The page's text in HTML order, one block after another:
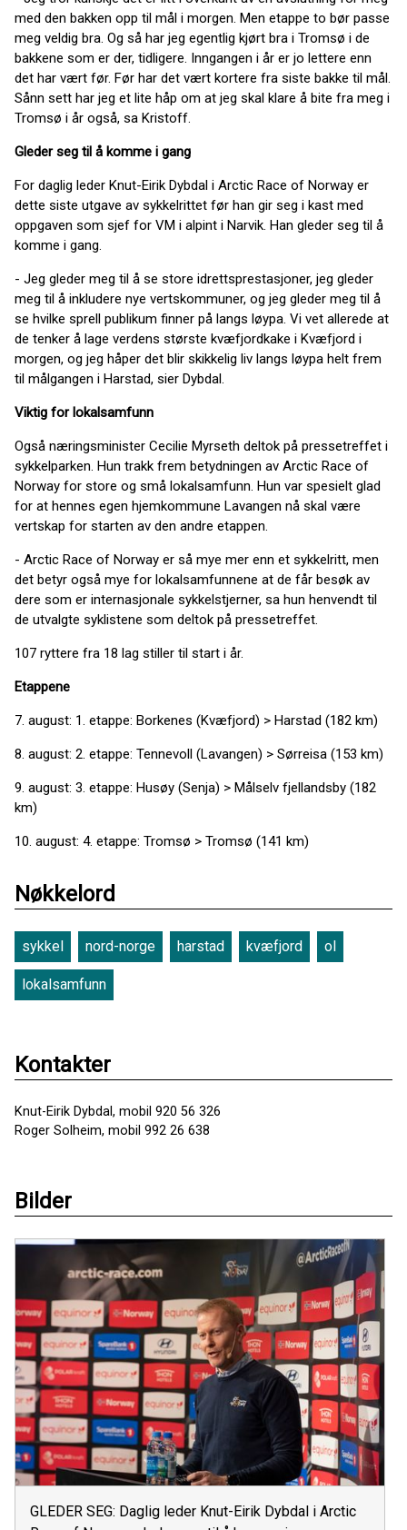
med den bakken opp til mål i morgen. Men etappe to bør passe
meg veldig bra. Og så har jeg egentlig kjørt bra i Tromsø i de
bakkene som er der, tidligere. Inngangen i år er jo lettere enn
det har vært før. Før har det vært kortere fra siste bakke til mål.
Sånn sett har jeg et lite håp om at jeg skal klare å bite fra meg i
Tromsø i år også, sa Kristoff.
Gleder seg til å komme i gang
For daglig leder Knut-Eirik Dybdal i Arctic Race of Norway er
dette siste utgave av sykkelrittet før han gir seg i kast med
oppgaven som sjef for VM i alpint i Narvik. Han gleder seg til å
komme i gang.
- Jeg gleder meg til å se store idrettsprestasjoner, jeg gleder
meg til å inkludere nye vertskommuner, og jeg gleder meg til å
se hvilke sprell publikum finner på langs løypa. Vi vet allerede at
de tenker å lage verdens største kvæfjordkake i Kvæfjord i
morgen, og jeg håper det blir skikkelig liv langs løypa helt frem
til målgangen i Harstad, sier Dybdal.
Viktig for lokalsamfunn
Også næringsminister Cecilie Myrseth deltok på pressetreffet i
sykkelparken. Hun trakk frem betydningen av Arctic Race of
Norway for store og små lokalsamfunn. Hun var spesielt glad
for at hennes egen hjemkommune Lavangen nå skal være
vertskap for starten av den andre etappen.
- Arctic Race of Norway er så mye mer enn et sykkelritt, men
det betyr også mye for lokalsamfunnene at de får besøk av
dere som er internasjonale sykkelstjerner, sa hun henvendt til
de utvalgte syklistene som deltok på pressetreffet.
107 ryttere fra 18 lag stiller til start i år.
Etappene
7. august: 1. etappe: Borkenes (Kvæfjord) > Harstad (182 km)
8. august: 2. etappe: Tennevoll (Lavangen) > Sørreisa (153 km)
9. august: 3. etappe: Husøy (Senja) > Målselv fjellandsby (182
km)
10. august: 4. etappe: Tromsø > Tromsø (141 km)
Nøkkelord
sykkel nord-norge harstad kvæfjord ol
lokalsamfunn
Kontakter
Knut-Eirik Dybdal, mobil 920 56 326
Roger Solheim, mobil 992 26 638
Bilder
GLEDER SEG: Daglig leder Knut-Eirik Dybdal i Arctic